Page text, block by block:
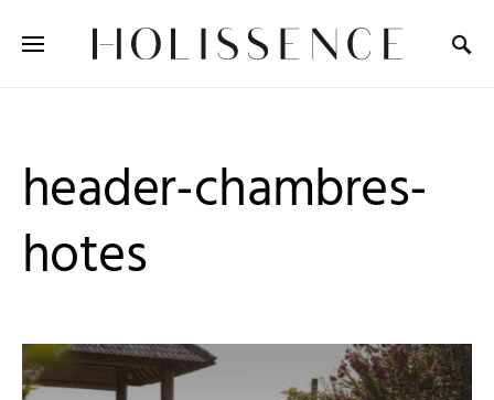
header-chambres-
hotes